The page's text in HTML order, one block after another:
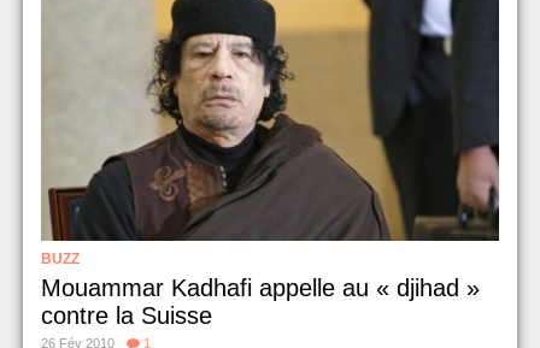
BUZZ
Mouammar Kadhafi appelle au « djihad »
contre la Suisse
26 Fév 2010 1